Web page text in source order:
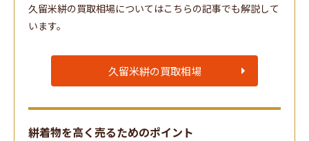
久留米絣の買取相場についてはこちらの記事でも解説して
います。
久留米絣の買取相場
絣着物を高く売るためのポイント